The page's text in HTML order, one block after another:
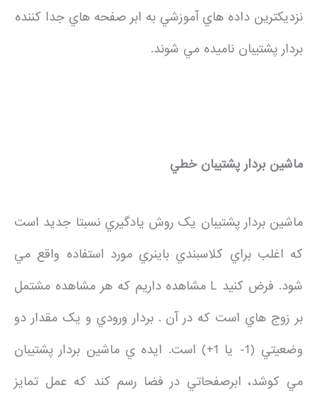
نزديکترين داده هاي آموزشي به ابر صفحه هاي جدا کننده
بردار پشتيبان ناميده مي شوند.
ماشين بردار پشتيبان خطي
ماشين بردار پشتيبان يک روش يادگيري نسبتا جديد است
که اغلب براي کلاسبندي باينري مورد استفاده واقع مي
شود. فرض کنيد L مشاهده داريم که هر مشاهده مشتمل
بر زوج هاي است که در آن . بردار ورودي و يک مقدار دو
وضعيتي (1- يا 1+) است. ايده ي ماشين بردار پشتيبان
مي کوشد، ابرصفحاتي در فضا رسم کند که عمل تمايز